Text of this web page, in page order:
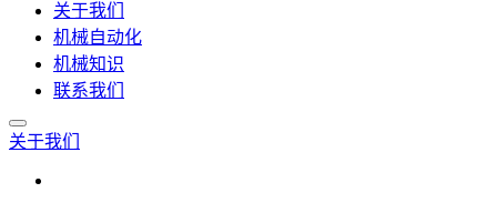
关于我们
机械自动化
机械知识
联系我们
关于我们